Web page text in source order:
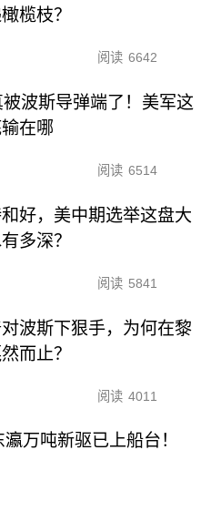
榄枝？
阅读 6642
波斯导弹端了！美军这
在哪
阅读 6514
好，美中期选举这盘大
多深？
阅读 5841
波斯下狠手，为何在黎
而止？
阅读 4011
万吨新驱已上船台！